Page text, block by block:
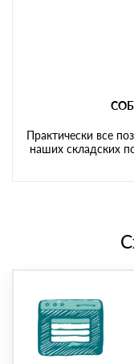
Практически все
наших складских